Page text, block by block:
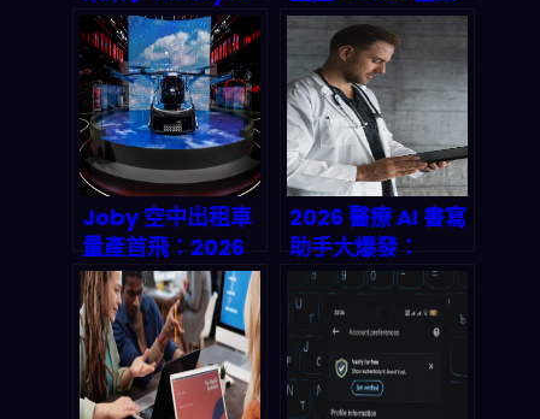
整合案例揭示
2026 內容自動化
新紅利
必備的治理框架怎
麼落地（含
Swiggy/Amgen
案例）
Joby 空中出租車
量產首飛：2026
城市空中交通的關
鍵里程碑與市場
2026 醫療 AI 書寫
助手大爆發：
DeepScribe 視覺
上下文 AI 如何 1 分
鐘搞定病歷並串
n8n 端到端自動
化？